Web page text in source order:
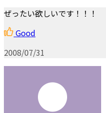
ぜったい欲しいです！！！
Good
2008/07/31